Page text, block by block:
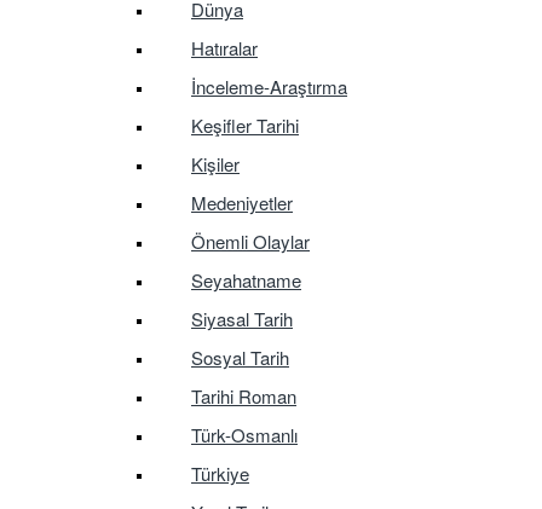
Dünya
Hatıralar
İnceleme-Araştırma
Keşifler Tarihi
Kişiler
Medeniyetler
Önemli Olaylar
Seyahatname
Siyasal Tarih
Sosyal Tarih
Tarihi Roman
Türk-Osmanlı
Türkiye